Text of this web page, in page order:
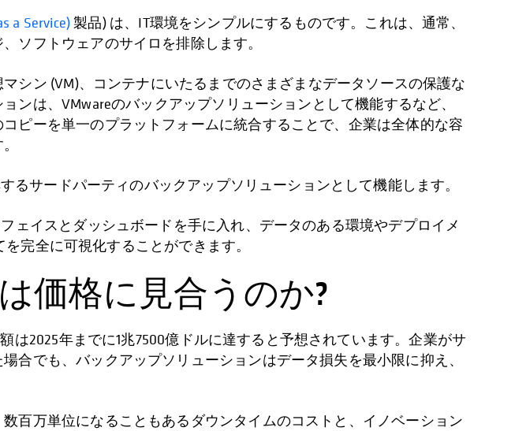
a Service) 製品) は、IT環境をシンプルにするものです。これは、通常、
ソフトウェアのサイロを排除します。
シン (VM)、コンテナにいたるまでのさまざまなデータソースの保護な
は、VMwareのバックアップソリューションとして機能するなど、
ピーを単一のプラットフォームに統合することで、企業は全体的な容
るサードパーティのバックアップソリューションとして機能します。
ェイスとダッシュボードを手に入れ、データのある環境やデプロイメ
完全に可視化することができます。
価格に見合うのか?
は2025年までに1兆7500億ドルに達すると予想されています。企業がサ
合でも、バックアップソリューションはデータ損失を最小限に抑え、
百万単位になることもあるダウンタイムのコストと、イノベーション